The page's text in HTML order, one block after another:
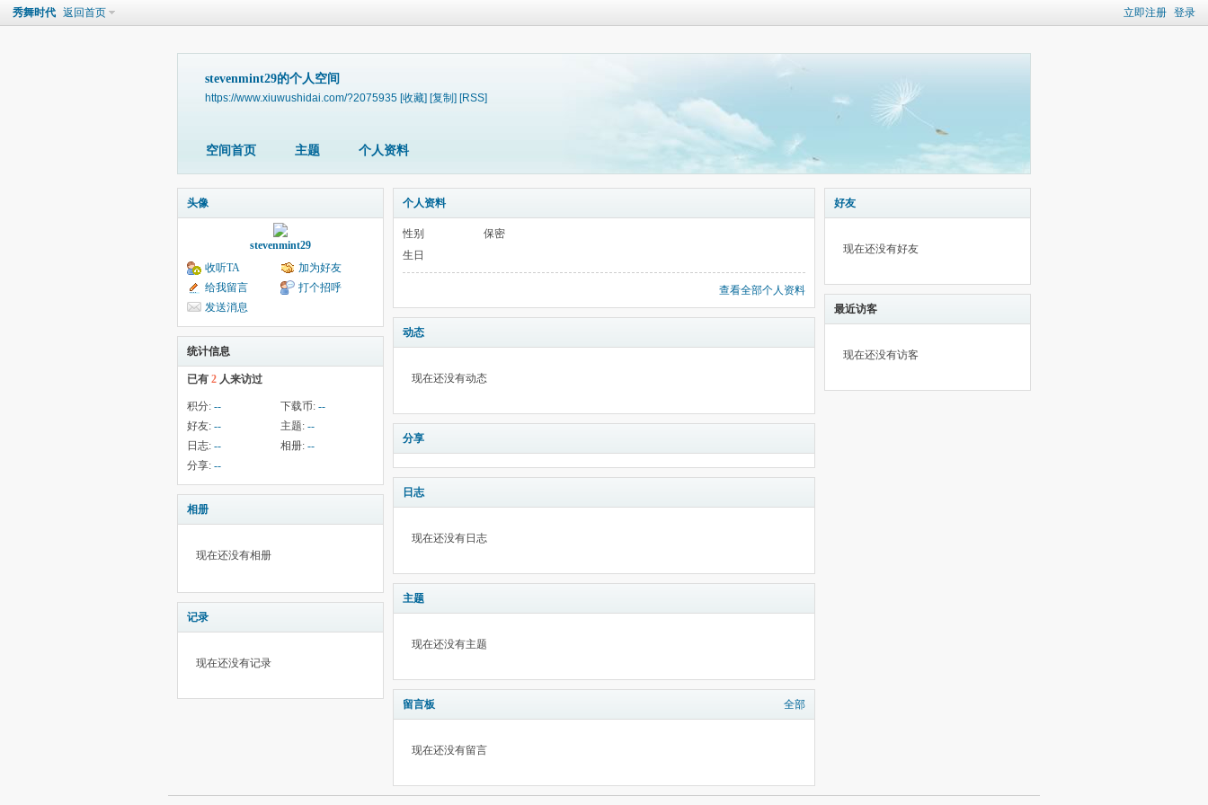
立即注册 登录
秀舞时代 返回首页
stevenmint29的个人空间
https://www.xiuwushidai.com/?2075935 [收藏] [复制] [RSS]
空间首页 主题 个人资料
头像
stevenmint29
收听TA
加为好友
给我留言
打个招呼
发送消息
统计信息
已有 2 人来访过
积分: -- 下载币: --
好友: -- 主题: --
日志: -- 相册: --
分享: --
相册
现在还没有相册
记录
现在还没有记录
个人资料
性别
保密
生日
查看全部个人资料
动态
现在还没有动态
分享
日志
现在还没有日志
主题
现在还没有主题
留言板 全部
现在还没有留言
好友
现在还没有好友
最近访客
现在还没有访客